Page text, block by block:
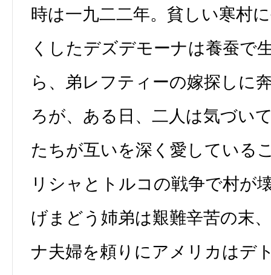
時は一九二二年。貧しい寒村
くしたデズデモーナは養蚕で
ら、弟レフティーの嫁探しに
ろが、ある日、二人は気づい
たちが互いを深く愛している
リシャとトルコの戦争で村が
げまどう姉弟は艱難辛苦の末
ナ夫婦を頼りにアメリカはデ